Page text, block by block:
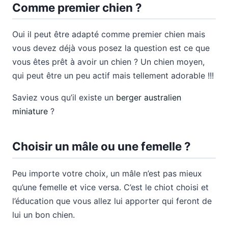
Comme premier chien ?
Oui il peut être adapté comme premier chien mais
vous devez déjà vous posez la question est ce que
vous êtes prêt à avoir un chien ? Un chien moyen,
qui peut être un peu actif mais tellement adorable !!!
Saviez vous qu’il existe un berger australien
miniature ?
Choisir un mâle ou une femelle ?
Peu importe votre choix, un mâle n’est pas mieux
qu’une femelle et vice versa. C’est le chiot choisi et
l’éducation que vous allez lui apporter qui feront de
lui un bon chien.